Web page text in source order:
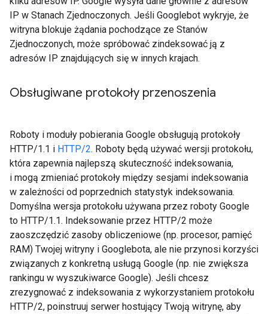
IP w Stanach Zjednoczonych. Jeśli Googlebot wykryje, że
witryna blokuje żądania pochodzące ze Stanów
Zjednoczonych, może spróbować zindeksować ją z
adresów IP znajdujących się w innych krajach.
Obsługiwane protokoły przenoszenia
Roboty i moduły pobierania Google obsługują protokoły
HTTP/1.1 i HTTP/2. Roboty będą używać wersji protokołu,
która zapewnia najlepszą skuteczność indeksowania,
i mogą zmieniać protokoły między sesjami indeksowania
w zależności od poprzednich statystyk indeksowania.
Domyślna wersja protokołu używana przez roboty Google
to HTTP/1.1. Indeksowanie przez HTTP/2 może
zaoszczędzić zasoby obliczeniowe (np. procesor, pamięć
RAM) Twojej witryny i Googlebota, ale nie przynosi korzyści
związanych z konkretną usługą Google (np. nie zwiększa
rankingu w wyszukiwarce Google). Jeśli chcesz
zrezygnować z indeksowania z wykorzystaniem protokołu
HTTP/2, poinstruuj serwer hostujący Twoją witrynę, aby